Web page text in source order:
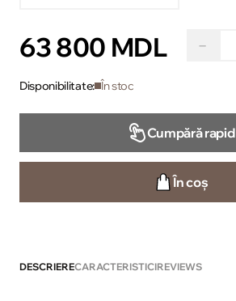
63 800 MDL −
Disponibilitate: În stoc
Cumpără rapid
În coș
DESCRIERECARACTERISTICIREVIEWS